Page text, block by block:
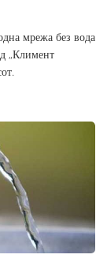
мрежа без вода
„Климент